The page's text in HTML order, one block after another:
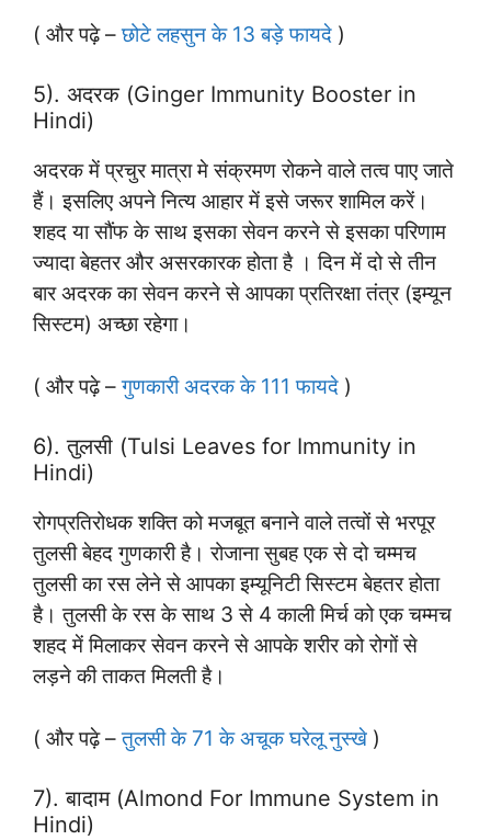
( और पढ़े –छोटे लहसुन के 13 बड़े फायदे )
5). अदरक (Ginger Immunity Booster in
Hindi)
अदरक में प्रचुर मात्रा मे संक्रमण रोकने वाले तत्व पाए जाते
हैं। इसलिए अपने नित्य आहार में इसे जरूर शामिल करें।
शहद या सौंफ के साथ इसका सेवन करने से इसका परिणाम
ज्यादा बेहतर और असरकारक होता है । दिन में दो से तीन
बार अदरक का सेवन करने से आपका प्रतिरक्षा तंत्र (इम्यून
सिस्टम) अच्छा रहेगा।
( और पढ़े –गुणकारी अदरक के 111 फायदे )
6). तुलसी (Tulsi Leaves for Immunity in
Hindi)
रोगप्रतिरोधक शक्ति को मजबूत बनाने वाले तत्वों से भरपूर
तुलसी बेहद गुणकारी है। रोजाना सुबह एक से दो चम्मच
तुलसी का रस लेने से आपका इम्यूनिटी सिस्टम बेहतर होता
है। तुलसी के रस के साथ 3 से 4 काली मिर्च को एक चम्मच
शहद में मिलाकर सेवन करने से आपके शरीर को रोगों से
लड़ने की ताकत मिलती है।
( और पढ़े –तुलसी के 71 के अचूक घरेलू नुस्खे )
7). बादाम (Almond For Immune System in
Hindi)